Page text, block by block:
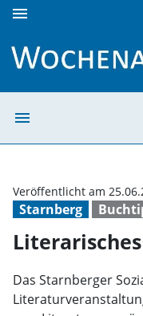
menu
menu
Starnberg
Veröffentlicht am
Das Starnberger